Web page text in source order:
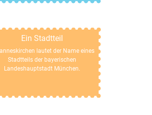
Ein Stadtteil
lautet der Name eines
Stadtteils der bayerischen
Landeshauptstadt München.